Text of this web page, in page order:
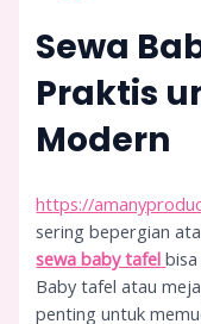
Sewa
Praktis
Modern
https://
sering bepergian
sewa baby tafel
Baby tafel atau
penting untuk